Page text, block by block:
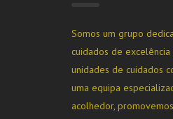
Somos um grupo
cuidados de
unidades de cuidados
uma equipa
acolhedor,